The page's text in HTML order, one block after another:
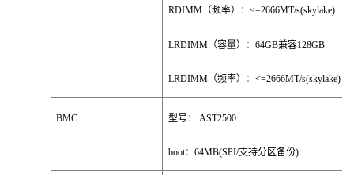
RDIMM （频率） ：<=2666MT/s(skylake)
LRDIMM （容量） ：64GB兼容128GB
LRDIMM （频率） ：<=2666MT/s(skylake)
BMC 型号： AST2500
boot：64MB(SPI/支持分区备份)